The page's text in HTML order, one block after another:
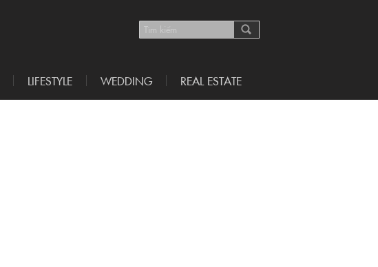
LIFESTYLE WEDDING REAL ESTATE